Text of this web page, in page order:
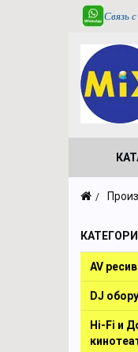
Связь
AV
DJ
Hi-Fi и